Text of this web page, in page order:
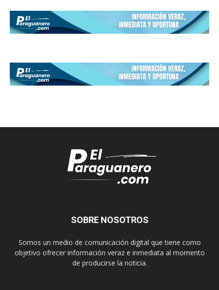
SOBRE NOSOTROS
Somos un medio de comunicación digital que tiene como
objetivo ofrecer información veraz e inmediata al momento
de producirse la noticia.